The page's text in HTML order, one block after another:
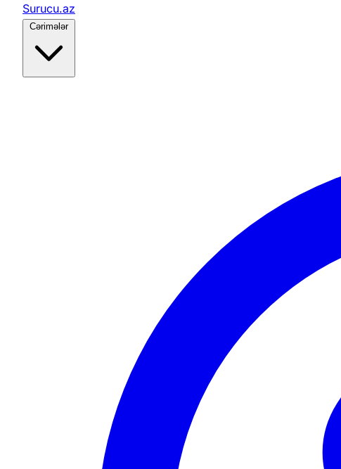
Surucu.az
Cərimələr